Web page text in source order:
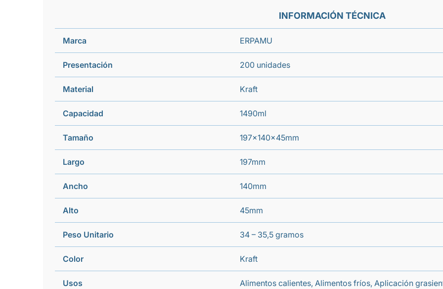
INFORMACIÓN TÉCNICA
Marca ERPAMU
Presentación 200 unidades
Material Kraft
Capacidad 1490ml
Tamaño 197x140x45mm
Largo 197mm
Ancho 140mm
Alto 45mm
Peso Unitario 34 – 35,5 gramos
Color Kraft
Usos Alimentos calientes, Alimentos fríos, Aplicación